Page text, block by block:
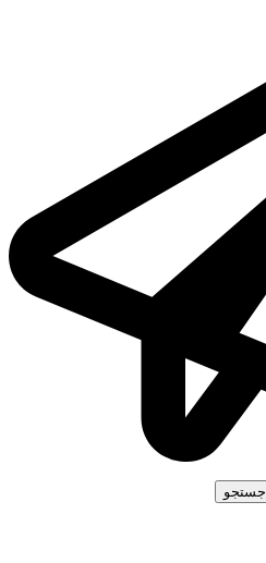
جستجو